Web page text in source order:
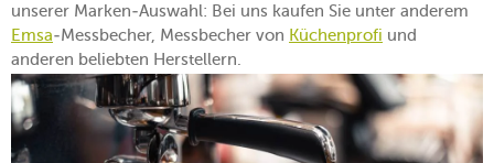
unserer Marken-Auswahl: Bei uns kaufen Sie unter anderem
Emsa-Messbecher, Messbecher von Küchenprofi und
anderen beliebten Herstellern.